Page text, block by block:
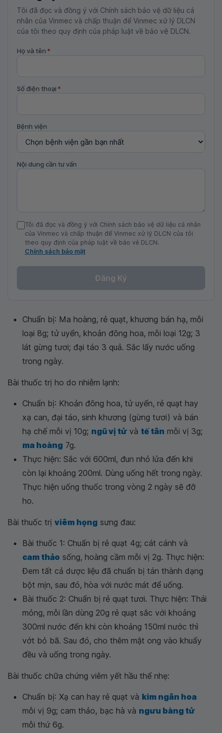
Tôi đã đọc và đồng ý với Chính sách bảo vệ dữ liệu cá
nhân của Vinmec và chấp thuận để Vinmec xử lý DLCN
của tôi theo quy định của pháp luật về bảo vệ DLCN.
Họ và tên *
Số điện thoại *
Bệnh viện
Nội dung cần tư vấn
Tôi đã đọc và đồng ý với Chính sách bảo vệ dữ liệu cá nhân
của Vinmec và chấp thuận để Vinmec xử lý DLCN của tôi
theo quy định của pháp luật về bảo vệ DLCN.
Chính sách bảo mật
Đăng Ký
Chuẩn bị: Ma hoàng, rẻ quạt, khương bán hạ, mỗi
loại 8g; tử uyển, khoản đông hoa, mỗi loại 12g; 3
lát gừng tươi; đại táo 3 quả. Sắc lấy nước uống
trong ngày.
Bài thuốc trị ho do nhiễm lạnh:
Chuẩn bị: Khoản đông hoa, tử uyển, rẻ quạt hay
xạ can, đại táo, sinh khương (gừng tươi) và bán
hạ chế mỗi vị 10g; ngũ vị tửvà tế tân mỗi vị 3g;
ma hoàng 7g.
Thực hiện: Sắc với 600ml, đun nhỏ lửa đến khi
còn lại khoảng 200ml. Dùng uống hết trong ngày.
Thực hiện uống thuốc trong vòng 2 ngày sẽ đỡ
ho.
Bài thuốc trị viêm họng sưng đau:
Bài thuốc 1: Chuẩn bị rẻ quạt 4g; cát cánh và
cam thảo sống, hoàng cầm mỗi vị 2g. Thực hiện:
Đem tất cả dược liệu đã chuẩn bị tán thành dạng
bột mịn, sau đó, hòa với nước mát để uống.
Bài thuốc 2: Chuẩn bị rẻ quạt tươi. Thực hiện: Thái
mỏng, mỗi lần dùng 20g rẻ quạt sắc với khoảng
300ml nước đến khi còn khoảng 150ml nước thì
vớt bỏ bã. Sau đó, cho thêm mật ong vào khuấy
đều và uống trong ngày.
Bài thuốc chữa chứng viêm yết hầu thể nhẹ:
Chuẩn bị: Xạ can hay rẻ quạt và kim ngân hoa
mỗi vị 9g; cam thảo, bạc hà và ngưu bàng tử
mỗi thứ 6g.